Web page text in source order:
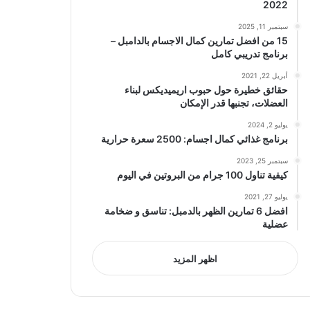
2022
سبتمبر 11, 2025
15 من افضل تمارين كمال الاجسام بالدامبل –
برنامج تدريبي كامل
أبريل 22, 2021
حقائق خطيرة حول حبوب اريميديكس لبناء
العضلات، تجنبها قدر الإمكان
يوليو 2, 2024
برنامج غذائي كمال اجسام: 2500 سعرة حرارية
سبتمبر 25, 2023
كيفية تناول 100 جرام من البروتين في اليوم
يوليو 27, 2021
افضل 6 تمارين الظهر بالدمبل: تناسق و ضخامة
عضلية
اظهر المزيد